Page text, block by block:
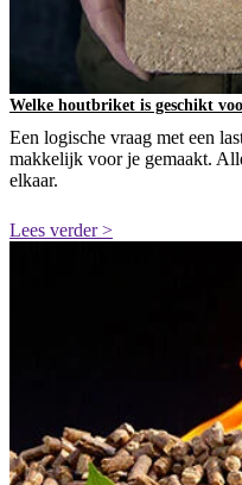
Welke houtbriket is geschikt
Een logische vraag met een
makkelijk voor je gemaakt.
elkaar.
Lees verder >